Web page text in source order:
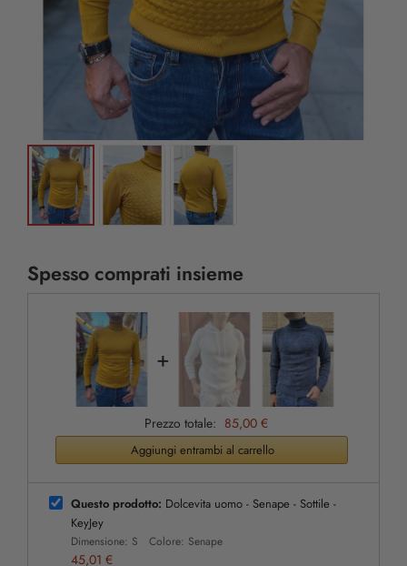
Spesso comprati insieme
+
Prezzo totale: 85,00 €
Aggiungi entrambi al carrello
Questo prodotto: Dolcevita uomo - Senape - Sottile -
KeyJey
Dimensione: S Colore: Senape
45,01 €